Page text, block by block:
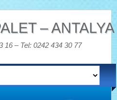
– ANTALYA
16 – Tel: 0242 434 30 77